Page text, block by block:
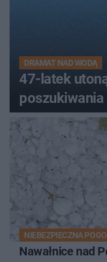
DRAMAT NAD WODĄ
47-latek
NIEBEZPIECZNA
Nawałnice nad